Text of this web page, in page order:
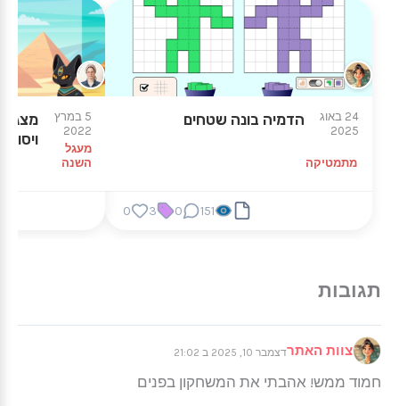
24 באוג
2025
מתמטיקה
הדמיה בונה שטחים
151
0
3
0
5 במרץ
2022
מעגל
השנה
מצגת
צוות האתרדצמבר 10, 2025 ב 21:02
חמוד ממש! אהבתי את המשחקון בפנים